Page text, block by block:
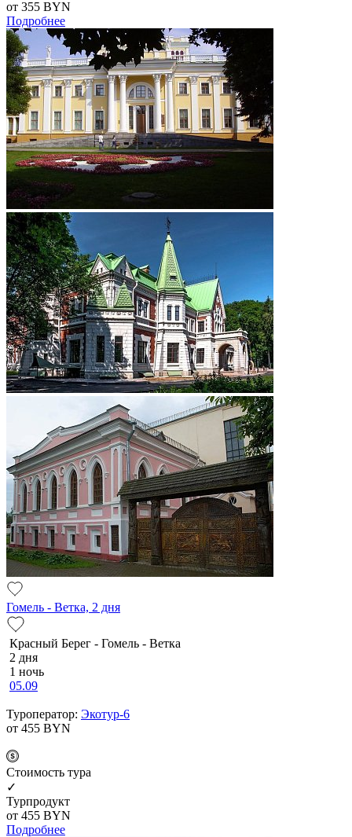
от 355 BYN
Подробнее
Гомель - Ветка, 2 дня
Красный Берег - Гомель - Ветка
2 дня
1 ночь
05.09
Туроператор: Экотур-6
от 455 BYN
Cтоимость тура
✓
Турпродукт
от 455 BYN
Подробнее